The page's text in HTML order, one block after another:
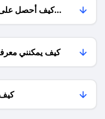
كيف أحصل على
كيف يمكنني